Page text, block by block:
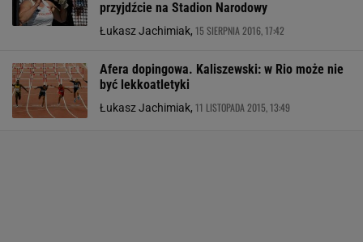
przyjdźcie na Stadion Narodowy
Łukasz Jachimiak, 15 SIERPNIA 2016, 17:42
Afera dopingowa. Kaliszewski: w Rio może nie
być lekkoatletyki
Łukasz Jachimiak, 11 LISTOPADA 2015, 13:49